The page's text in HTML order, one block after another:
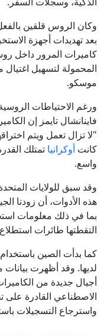
وكان الروس قلقين
بعد تهديدات أجهزة
كاميرات المرور داخل
المحمولة لتسهيل
موسكو.
ورغم الاحتياطات
فاينانشال تايمز إن
"لا تزال تعمل ويتم
كانت أوكرانيا تمتلك
واسع.
وقد سبق للولايات
هذه الأدوات، أن زودتا
بما في ذلك معلومات
التقطتها طائرات
كما بدأت الصين باستخدام
لديها. وقد أظهرت
أجيال جديدة من
الاصطناعي القادرة على
واسترجاع التسجيلات